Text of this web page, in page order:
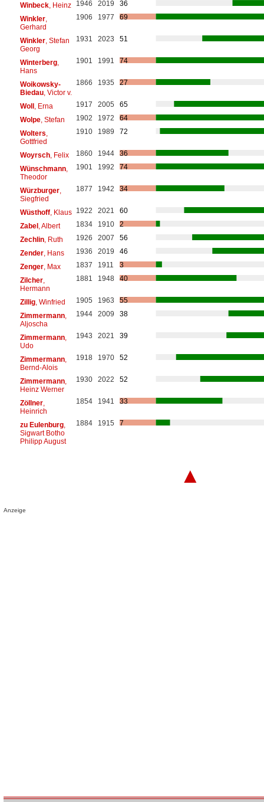
Winbeck, Heinz 1946 2019
36
Winkler,
Gerhard
1906 1977 69
Winkler, Stefan
Georg
1931 2023 51
Winterberg,
Hans
1901 1991 74
Woikowsky-
Biedau, Victor v.
1866 1935 27
Woll, Erna 1917 2005
65
Wolpe, Stefan 1902 1972
64
Wolters
Gottfried
1910 1989 72
Woyrsch, Felix 1860 1944
36
Wünschmann,
Theodor
1901 1992 74
Würzburger,
Siegfried
1877 1942 34
Wüsthoff, Klaus 1922 2021
60
Zabel, Albert 1834 1910
2
Zechlin, Ruth 1926 2007
56
Zender, Hans 1936 2019
46
Zenger, Max 1837 1911
3
Zilcher,
Hermann
1881 1948 40
Zillig, Winfried 1905 1963
55
Zimmermann,
Aljoscha
1944 2009 38
Zimmermann,
Udo
1943 2021 39
Zimmermann,
Bernd-Alois
1918 1970 52
Zimmermann,
Heinz Werner
1930 2022 52
Zöllner,
Heinrich
1854 1941 33
zu Eulenburg,
Sigwart Botho
Philipp August
1884 1915 7
▲
Anzeige